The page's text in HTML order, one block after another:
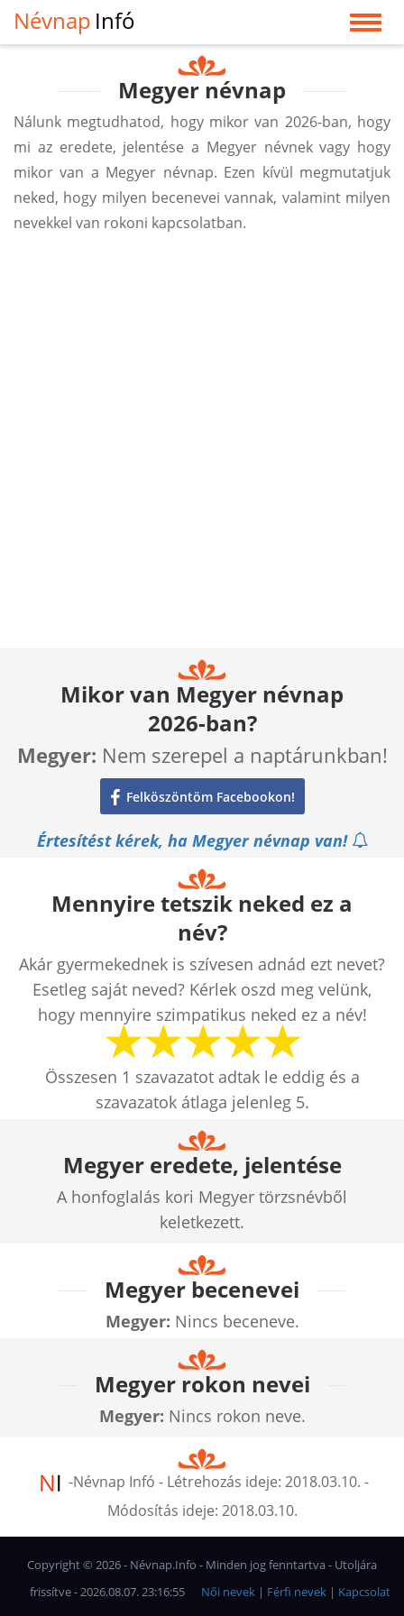
Névnap Infó
Megyer névnap
Nálunk megtudhatod, hogy mikor van 2026-ban, hogy
mi az eredete, jelentése a Megyer névnek vagy hogy
mikor van a Megyer névnap. Ezen kívül megmutatjuk
neked, hogy milyen becenevei vannak, valamint milyen
nevekkel van rokoni kapcsolatban.
Mikor van Megyer névnap
2026-ban?
Megyer: Nem szerepel a naptárunkban!
Felköszöntöm Facebookon!
Értesítést kérek, ha Megyer névnap van!
Mennyire tetszik neked ez a
név?
Akár gyermekednek is szívesen adnád ezt nevet?
Esetleg saját neved? Kérlek oszd meg velünk,
hogy mennyire szimpatikus neked ez a név!
Összesen 1 szavazatot adtak le eddig és a
szavazatok átlaga jelenleg 5.
Megyer eredete, jelentése
A honfoglalás kori Megyer törzsnévből
keletkezett.
Megyer becenevei
Megyer: Nincs beceneve.
Megyer rokon nevei
Megyer: Nincs rokon neve.
-Névnap Infó - Létrehozás ideje: 2018.03.10. -
Módosítás ideje: 2018.03.10.
Copyright © 2026- Névnap.Info - Minden jog fenntartva - Utoljára
frissítve - 2026.08.07. 23:16:55
Kapcsolat
|
Férfi nevek
|
Női nevek